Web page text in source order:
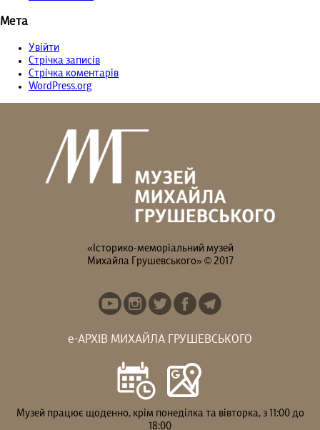
Мета
Увійти
Стрічка записів
Стрічка коментарів
WordPress.org
«Історико-меморіальний музей
Михайла Грушевського» © 2017
е-АРХІВ МИХАЙЛА ГРУШЕВСЬКОГО
Музей працює щоденно, крім понеділка та вівторка, з 11:00 до
18:00